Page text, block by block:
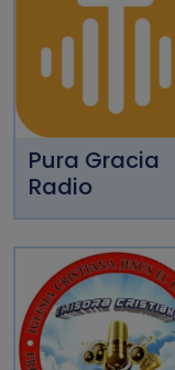
Pura Gracia
Radio